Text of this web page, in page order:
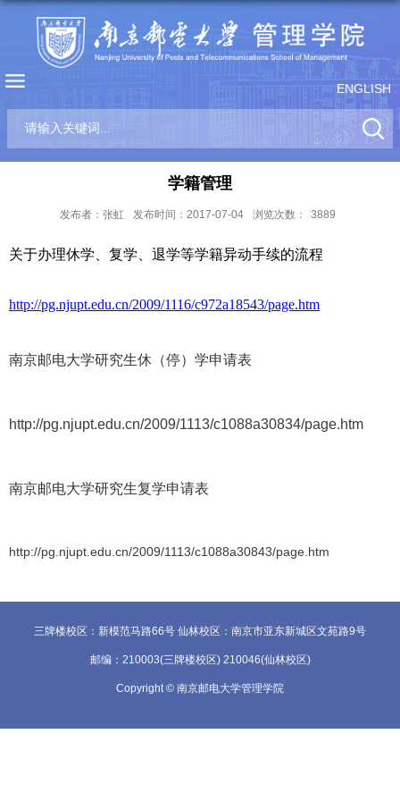
ENGLISH
学籍管理
发布者：张虹 发布时间：2017-07-04 浏览次数： 3889
关于办理休学、复学、退学等学籍异动手续的流程
http://pg.njupt.edu.cn/2009/1116/c972a18543/page.htm
南京邮电大学研究生休（停）学申请表
http://pg.njupt.edu.cn/2009/1113/c1088a30834/page.htm
南京邮电大学研究生复学申请表
http://pg.njupt.edu.cn/2009/1113/c1088a30843/page.htm
三牌楼校区：新模范马路66号 仙林校区：南京市亚东新城区文苑路9号
邮编：210003(三牌楼校区) 210046(仙林校区)
Copyright © 南京邮电大学管理学院